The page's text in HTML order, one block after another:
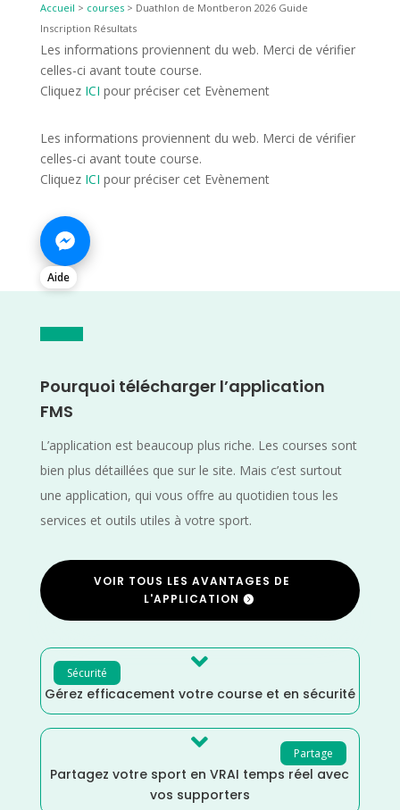
Accueil > courses> Duathlon de Montberon 2026 Guide
Inscription Résultats
Les informations proviennent du web. Merci de vérifier
celles-ci avant toute course.
Cliquez ICI pour préciser cet Evènement
Les informations proviennent du web. Merci de vérifier
celles-ci avant toute course.
Cliquez ICI pour préciser cet Evènement
Aide
Pourquoi télécharger l’application
FMS
L’application est beaucoup plus riche. Les courses sont
bien plus détaillées que sur le site. Mais c’est surtout
une application, qui vous offre au quotidien tous les
services et outils utiles à votre sport.
VOIR TOUS LES AVANTAGES DE
L'APPLICATION
Sécurité 
Gérez efficacement votre course et en sécurité
Partage

Partagez votre sport en VRAI temps réel avec
vos supporters